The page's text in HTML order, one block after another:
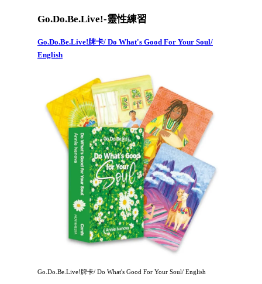
Go.Do.Be.Live!-靈性練習
Go.Do.Be.Live!牌卡/ Do What's Good For Your Soul/
English
Go.Do.Be.Live!牌卡/ Do What's Good For Your Soul/ English